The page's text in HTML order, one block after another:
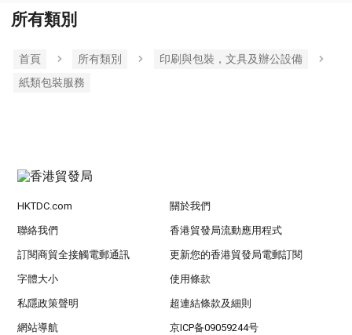
所有類別
首頁 所有類別
印刷與包裝，文具及辦公設備
紙類包裝服務
HKTDC.com 關於我們
聯絡我們 香港貿發局流動應用程式
訂閱商貿全接觸電郵通訊 更新您的香港貿發局電郵訂閱
字體大小 使用條款
私隱政策聲明 超連結條款及細則
網站導航 京ICP备09059244号